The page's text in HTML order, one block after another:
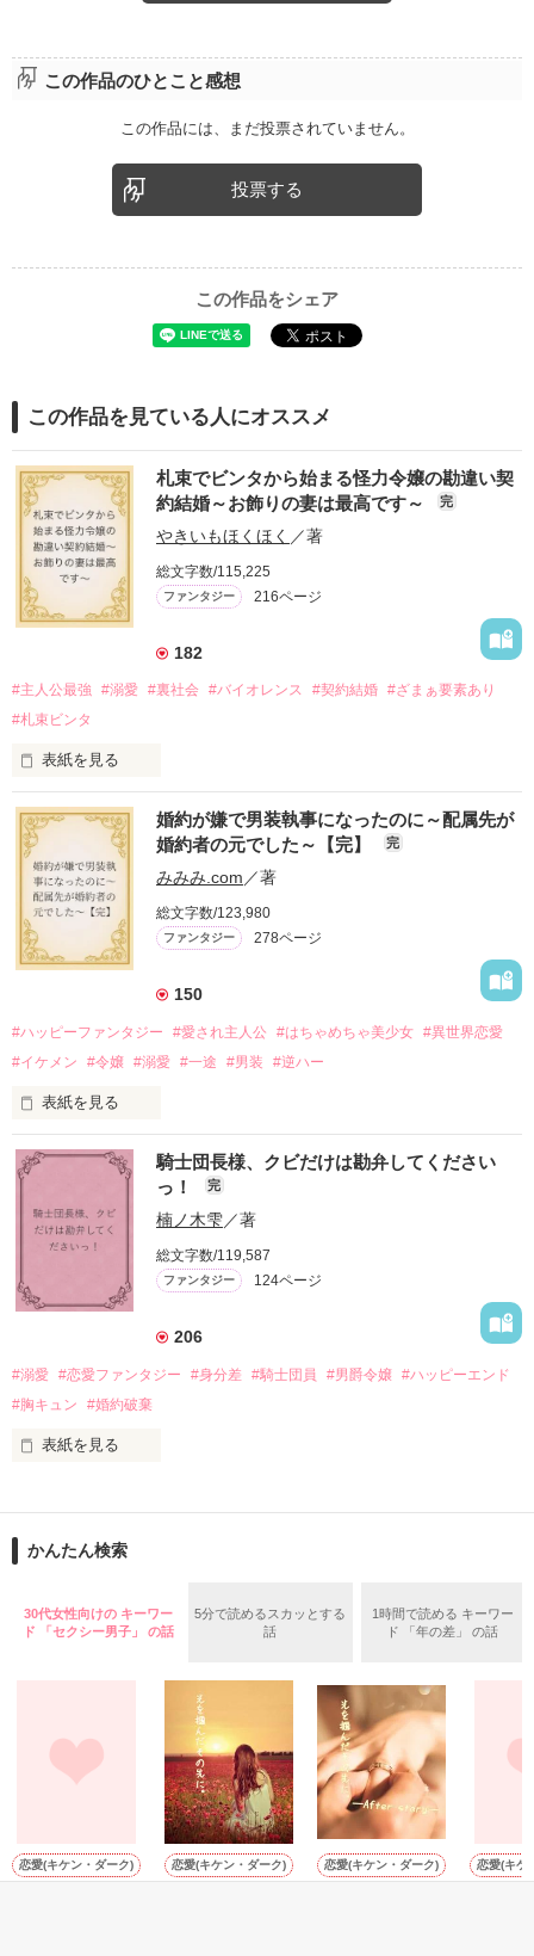
この作品のひとこと感想
この作品には、まだ投票されていません。
投票する
この作品をシェア
この作品を見ている人にオススメ
札束でビンタから始まる怪力令嬢の勘違い契
約結婚～お飾りの妻は最高です～
完
やきいもほくほく ／著
総文字数/115,225
ファンタジー 216ページ
182
#主人公最強 #溺愛 #裏社会 #バイオレンス #契約結婚 #ざまぁ要素あり
#札束ビンタ
表紙を見る
かつては英雄と呼ばれた父は事業で失敗ばかり。
そのせいで極貧生活を送るオリヴィア・ディルムーンは、母が
倒れたことをきっかけに娼婦になり稼ごうと屋敷を飛び出し
た。
娼館（たぶん）の店主は札束でビンタしてくる謎の男。
金と引き換えに雇われたと思いきや……契約結婚だった！？
裏社会を牛耳るロベールは仮面をつけており、謎が多いが幸せ
な結婚生活を満喫中。
そこでロベールを慕うアリスに一方的に敵視され、嫌がらせを
勘違いから始まる初夜騒動に危険ばかりの血まみれ新婚生活。
「──はい、喜んで！」
出会いは最悪、結婚生活は最高……？
愛を知らない公爵と天然怪力令嬢の溺愛バイオレンスラブコメ
ディです。
＊この世界のお金はお札にさせてください。
＊なろう、カクヨム、アルファポリス掲載中
作品を読む
婚約が嫌で男装執事になったのに～配属先が
婚約者の元でした～【完】
完
みみみ.com／著
総文字数/123,980
ファンタジー 278ページ
150
#ハッピーファンタジー #愛され主人公 #はちゃめちゃ美少女 #異世界恋愛
#イケメン
#令嬢 #溺愛 #一途 #男装 #逆ハー
表紙を見る
＼異世界ラブコメ×ハッピーファンタジー／
「いやっほぉぉおお〜い！！！！」
バンジーした侯爵令嬢の先にいたのは
甘いマスクの公爵様の頭上でした
「…は？」
リリィ・ロゼッタ侯爵令嬢
透き通るほど白い肌と華奢の手足
ギル・レイヴン公爵
サラサラとした綺麗な黒髪に綺麗な青色の瞳
あまりにも整った顔は女性たちを引き寄せる
社交界で圧倒的人気を誇っていた
表では甘いマスクを被る彼の裏は……
騎士団長様、クビだけは勘弁してください
っ！
完
楠ノ木雫／著
総文字数/119,587
ファンタジー 124ページ
206
#溺愛 #恋愛ファンタジー #身分差 #騎士団員 #男爵令嬢 #ハッピーエンド
#胸キュン
#婚約破棄
表紙を見る
目が覚めたら、自分の隣に知らない男が眠っていた。
朝の鍛錬が迫っていて置いていったが……
鍛錬後の業務中に遭遇、彼はあの近衛騎士団長だと判明した。
「そうだな……黙ってはおいてやろう。だが、何でもするとい
う言葉は言わないほうがいい」
甘い言葉をささやく近衛騎士団長に翻弄されるテレシアの恋物
かんたん検索
30代女性向けの キーワー
ド 「セクシー男子」 の話
5分で読めるスカッとする
話
1時間で読める キーワー
ド 「年の差」 の話
恋愛(キケン・ダーク) 恋愛(キケン・ダーク) 恋愛(キケン・ダーク) 恋愛(キケ